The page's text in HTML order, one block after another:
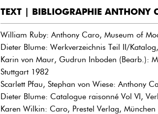
TEXT | BIBLIOGRAPHIE ANTHONY
William Ruby: Anthony Caro, Museum of
Dieter Blume: Werkverzeichnis Teil II/
Karin von Maur, Gudrun Inboden (Bearb.):
Stuttgart 1982
Scarlett Pfau, Stephan von Wiese: Anthony
Dieter Blume: Catalogue raisonné Vol VI,
Karen Wilkin: Caro, Prestel Verlag, München